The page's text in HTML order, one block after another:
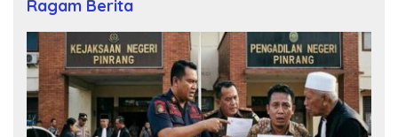
Ragam Berita